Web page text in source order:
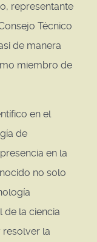
representante
Técnico
de manera
miembro de
en el
de
en la
no solo
de la ciencia
la